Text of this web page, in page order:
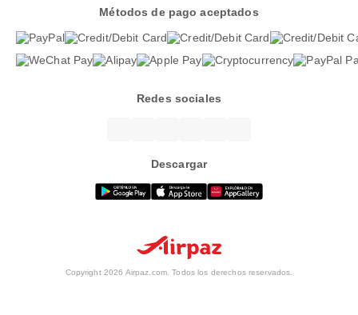
Métodos de pago aceptados
Redes sociales
Descargar
Copyright 2026 Airpaz.com. Todos los derechos reservados.